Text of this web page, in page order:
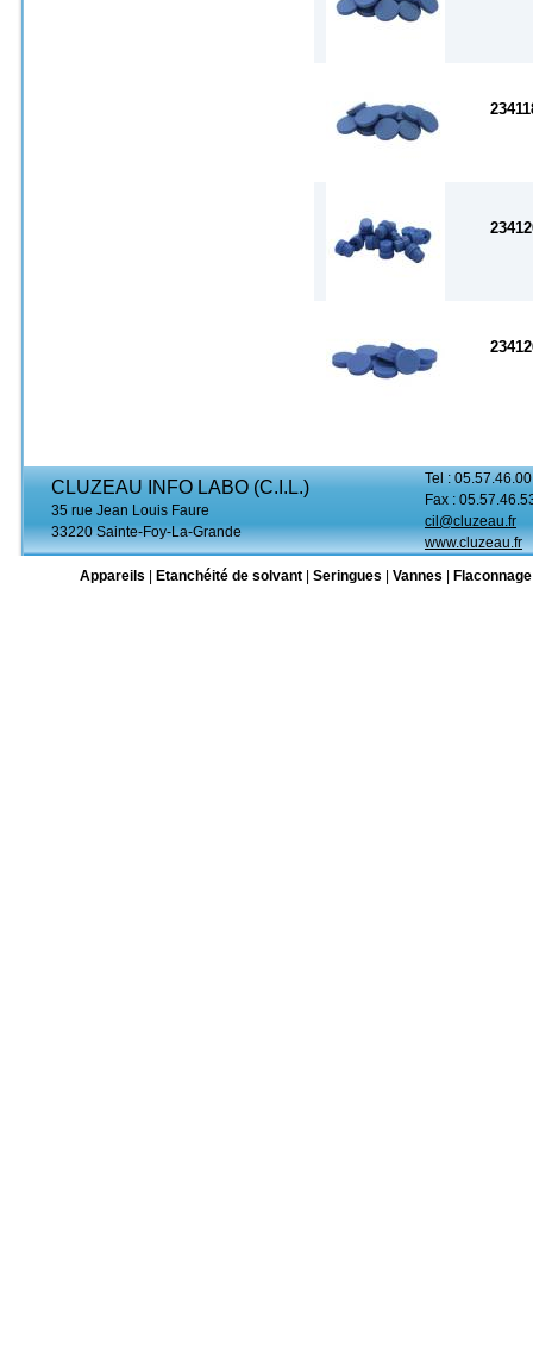
CLUZEAU INFO LABO (C.I.L.)
35 rue Jean Louis Faure
33220 Sainte-Foy-La-Grande
Tel :
Fax :
cil@cluzeau.fr
www.cluzeau.fr
Appareils
Etanchéité de solvant Seringues Vannes Flaconnage